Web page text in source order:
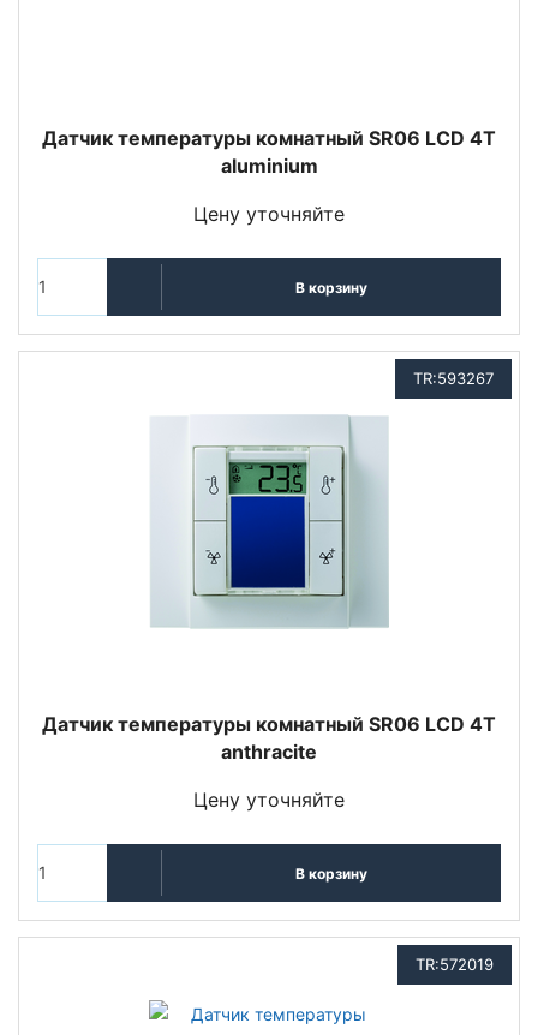
Датчик температуры комнатный SR06 LCD 4T
aluminium
Цену уточняйте
В корзину
TR:593267
Датчик температуры комнатный SR06 LCD 4T
anthracite
Цену уточняйте
В корзину
TR:572019